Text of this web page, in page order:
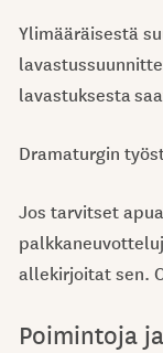
Ylimääräisestä
lavastuksesta
Dramaturgin
Jos tarvitset
allekirjoitat sen.
Poimintoja